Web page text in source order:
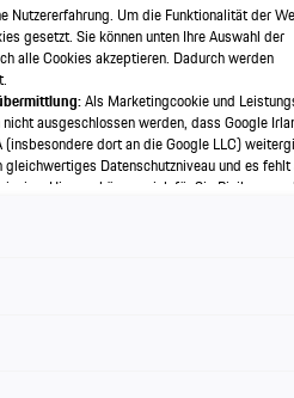
2.895 mm
mm
Um die Funktionalität der
gesetzt. Sie können unten Ihre Auswahl der
alle Cookies akzeptieren. Dadurch werden
Als Marketingcookie und
ausgeschlossen werden, dass Google
dort an die Google LLC)
Datenschutzniveau und es
Hieraus können sich für Sie Risiken
dass aufgrund aktueller Gesetze US-
Setzen von Cookies für Marketingzwecke oder
dann stimmen Sie damit auch gemäß Art 49
werden, finden Sie in den Cookie-